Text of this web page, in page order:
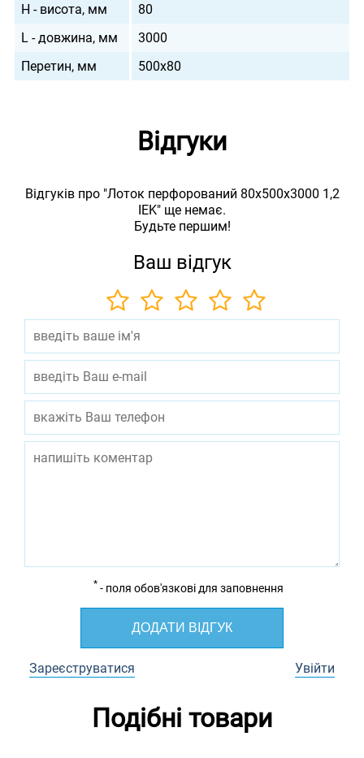
H - висота, мм
80
L - довжина, мм
3000
Перетин, мм
500х80
Відгуки
Відгуків про "Лоток перфорований 80х500х3000 1,2
IEK" ще немає.
Будьте першим!
Ваш відгук
* - поля обов'язкові для заповнення
ДОДАТИ ВІДГУК
Зареєструватися Увійти
Подібні товари